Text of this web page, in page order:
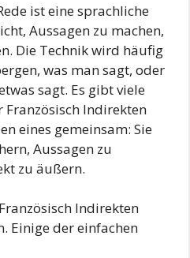
ist eine sprachliche
Aussagen zu machen,
Die Technik wird häufig
was man sagt, oder
sagt. Es gibt viele
Französisch Indirekten
eines gemeinsam: Sie
Aussagen zu
zu äußern.
Indirekten
Einige der einfachen